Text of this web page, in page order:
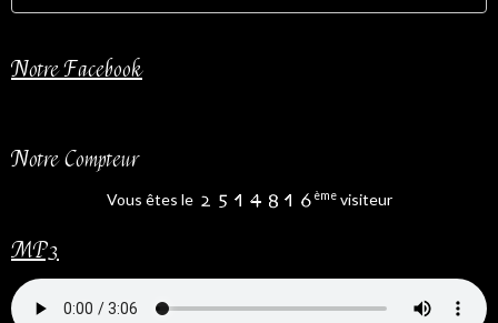
Notre Facebook
Notre Compteur
Vous êtes le èmevisiteur
MP3